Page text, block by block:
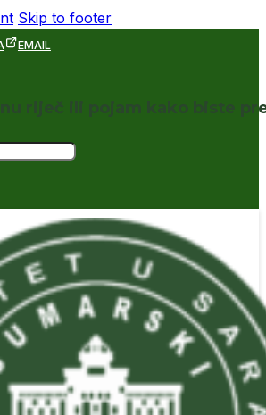
Skip to footer
EMAIL
riječ ili pojam kako biste